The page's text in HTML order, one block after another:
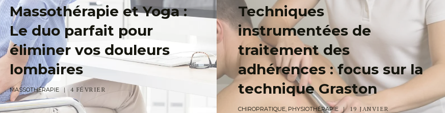
Massothérapie et Yoga :
Le duo parfait pour
éliminer vos douleurs
lombaires
MASSOTHÉRAPIE 4 FÉVRIER
Techniques
instrumentées de
traitement des
adhérences : focus sur la
technique Graston
CHIROPRATIQUE, PHYSIOTHÉRAPIE 19 JANVIER